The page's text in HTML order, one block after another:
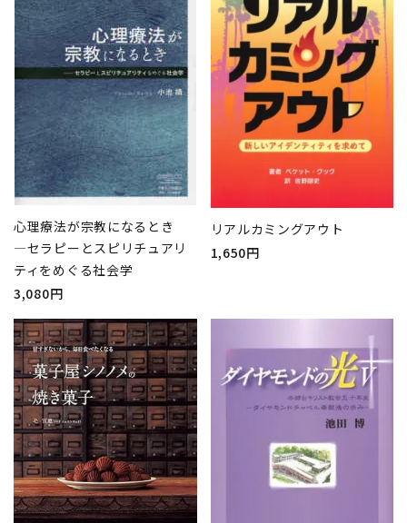
心理療法が宗教になるとき
―セラピーとスピリチュアリ
ティをめぐる社会学
3,080円
リアルカミングアウト
1,650円